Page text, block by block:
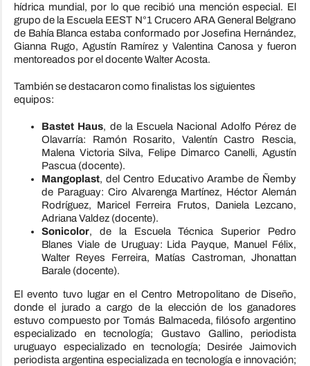
hídrica mundial, por lo que recibió una mención especial. El
grupo de la Escuela EEST N°1 Crucero ARA General Belgrano
de Bahía Blanca estaba conformado por Josefina Hernández,
Gianna Rugo, Agustín Ramírez y Valentina Canosa y fueron
mentoreados por el docente Walter Acosta.
También se destacaron como finalistas los siguientes
equipos:
Bastet Haus, de la Escuela Nacional Adolfo Pérez de
Olavarría: Ramón Rosarito, Valentín Castro Rescia,
Malena Victoria Silva, Felipe Dimarco Canelli, Agustín
Pascua (docente).
Mangoplast, del Centro Educativo Arambe de Ñemby
de Paraguay: Ciro Alvarenga Martínez, Héctor Alemán
Rodríguez, Maricel Ferreira Frutos, Daniela Lezcano,
Adriana Valdez (docente).
Sonicolor, de la Escuela Técnica Superior Pedro
Blanes Viale de Uruguay: Lida Payque, Manuel Félix,
Walter Reyes Ferreira, Matías Castroman, Jhonattan
Barale (docente).
El evento tuvo lugar en el Centro Metropolitano de Diseño,
donde el jurado a cargo de la elección de los ganadores
estuvo compuesto por Tomás Balmaceda, filósofo argentino
especializado en tecnología; Gustavo Gallino, periodista
uruguayo especializado en tecnología; Desirée Jaimovich
periodista argentina especializada en tecnología e innovación;